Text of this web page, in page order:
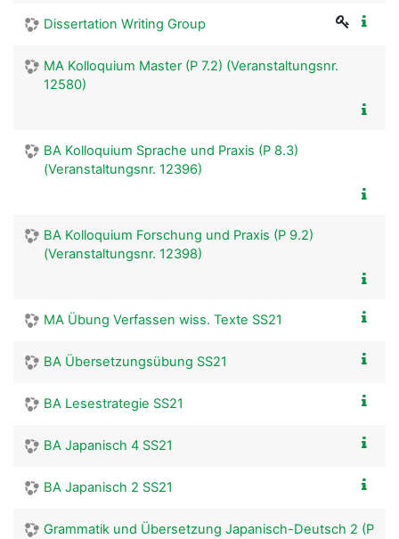
Dissertation Writing Group
MA Kolloquium Master (P 7.2) (Veranstaltungsnr.
12580)
BA Kolloquium Sprache und Praxis (P 8.3)
(Veranstaltungsnr. 12396)
BA Kolloquium Forschung und Praxis (P 9.2)
(Veranstaltungsnr. 12398)
MA Übung Verfassen wiss. Texte SS21
BA Übersetzungsübung SS21
BA Lesestrategie SS21
BA Japanisch 4 SS21
BA Japanisch 2 SS21
Grammatik und Übersetzung Japanisch-Deutsch 2 (P